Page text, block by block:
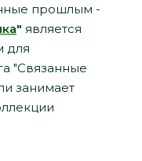
прошлым -
" является
для
"Связанные
занимает